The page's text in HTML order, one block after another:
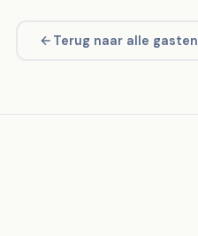
Terug naar alle gasten